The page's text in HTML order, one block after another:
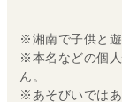
※湘南で子供と遊
※本名などの個
ん。
※あそびいでは